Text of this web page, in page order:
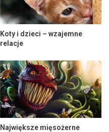
Koty i dzieci – wzajemne
relacje
Największe mięsożerne